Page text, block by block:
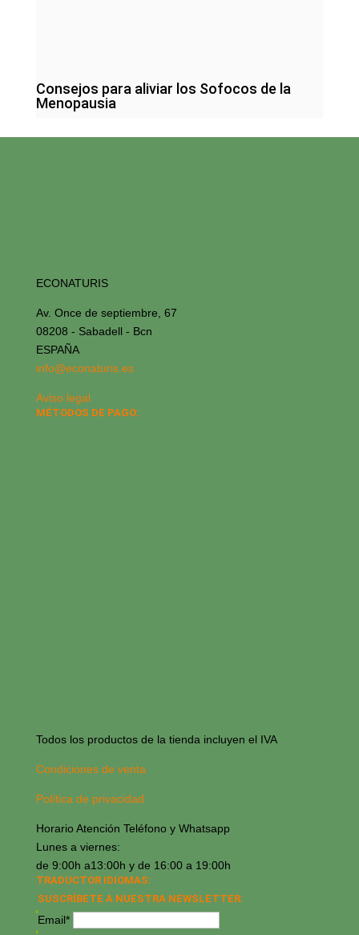
Consejos para aliviar los Sofocos de la
Menopausia
ECONATURIS
Av. Once de septiembre, 67
08208 - Sabadell - Bcn
ESPAÑA
info@econaturis.es
Aviso legal
MÉTODOS DE PAGO:
Todos los productos de la tienda incluyen el IVA
Condiciones de venta
Política de privacidad
Horario Atención Teléfono y Whatsapp
Lunes a viernes:
de 9:00h a13:00h y de 16:00 a 19:00h
TRADUCTOR IDIOMAS:
SUSCRÍBETE A NUESTRA NEWSLETTER:
Email*